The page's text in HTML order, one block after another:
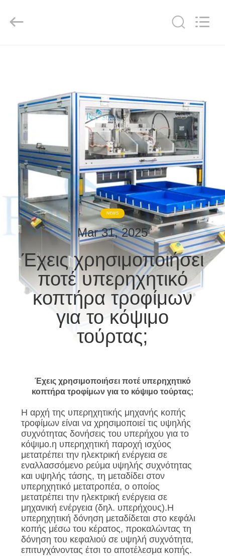
ΠΕΡΊΠΟΥ
ΕΜΕΊΣ
ΓΎΡΟΣ
ΕΡΓΟΣΤΑΣΊΩΝ
ΠΟΙΟΤΙΚΌΣ
ΈΛΕΓΧΟΣ
ΜΑΣ
ΕΛΆΤΕ
ΠΕΡΙΠΤΏΣΕΙΣ
SITEMAP
ΠΟΛΙΤΙΚΉ
ΑΠΟΡΡΉΤΟΥ
Ltd..
NEWS
Mar 31, 2025
Έχεις χρησιμοποιήσει
ποτέ υπερηχητικό
κοπτήρα τροφίμων
για το κόψιμο
τούρτας;
Έχεις χρησιμοποιήσει ποτέ υπερηχητικό
κοπτήρα τροφίμων για το κόψιμο τούρτας;
Η αρχή της υπερηχητικής μηχανής κοπής
τροφίμων είναι να χρησιμοποιεί τις υψηλής
συχνότητας δονήσεις του υπερήχου για το
κόψιμο.η υπερηχητική παροχή ισχύος
μετατρέπει την ηλεκτρική ενέργεια σε
εναλλασσόμενο ρεύμα υψηλής συχνότητας
και υψηλής τάσης, τη μεταδίδει στον
υπερηχητικό μετατροπέα, ο οποίος
μετατρέπει την ηλεκτρική ενέργεια σε
μηχανική ενέργεια (δηλ. υπερήχους).Η
υπερηχητική δόνηση μεταδίδεται στο κεφάλι
κοπής μέσω του κέρατος, προκαλώντας τη
δόνηση του κεφαλιού σε υψηλή συχνότητα,
επιτυγχάνοντας έτσι το αποτέλεσμα κοπής.